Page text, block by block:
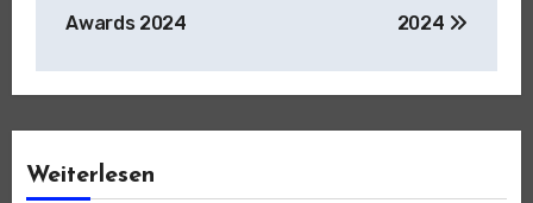
Awards 2024
2024
Weiterlesen